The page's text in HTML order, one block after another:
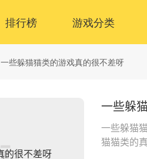
排行榜 游戏分类
一些躲猫猫类的游戏真的很不差呀
一些躲
一些躲猫
猫猫类的